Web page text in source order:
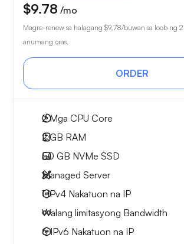
$9.78 /mo
Magre-renew sa halagang $9.78/buwan sa loob ng
anumang oras.
ORDER
2Mga CPU Core
2 GB RAM
50 GB NVMe SSD
Managed Server
1 IPv4 Nakatuon na IP
Walang limitasyong Bandwidth
6 IPv6 Nakatuon na IP